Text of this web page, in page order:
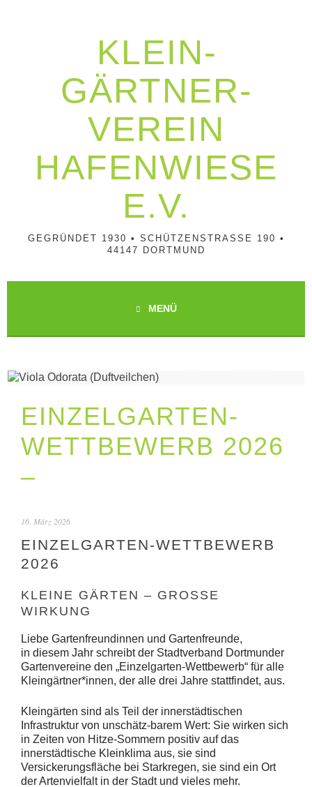
KLEIN­
GÄRTNER­
VEREIN
HAFENWIESE
E.V.
GEGRÜNDET 1930 • SCHÜTZENSTRASSE 190 • 4
4147 DORTMUND
MENÜ
EINZELGARTEN-
WETTBEWERB 2026
–
16. März 2026
EINZELGARTEN-WETTBEWERB
2026
KLEINE GÄRTEN – GROSSE W
IRKUNG
Liebe Gartenfreundinnen und Gartenfreunde,
in diesem Jahr schreibt der Stadtverband Dortmunder
Gartenvereine den „Einzelgarten-Wettbewerb“ für alle
Kleingärtner*innen, der alle drei Jahre stattfindet, aus.
Kleingärten sind als Teil der innerstädtischen
Infrastruktur von unschätz-barem Wert: Sie wirken sich
in Zeiten von Hitze-Sommern positiv auf das
innerstädtische Kleinklima aus, sie sind
Versickerungsfläche bei Starkregen, sie sind ein Ort
der Artenvielfalt in der Stadt und vieles mehr.